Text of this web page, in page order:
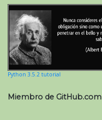
Python 3.5.2 tutorial
Miembro de GitHub.com